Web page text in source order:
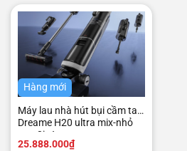
Hàng mới
Máy lau nhà hút bụi cầm tay
Dreame H20 ultra mix-nhỏ
gọn 3in1
25.888.000₫